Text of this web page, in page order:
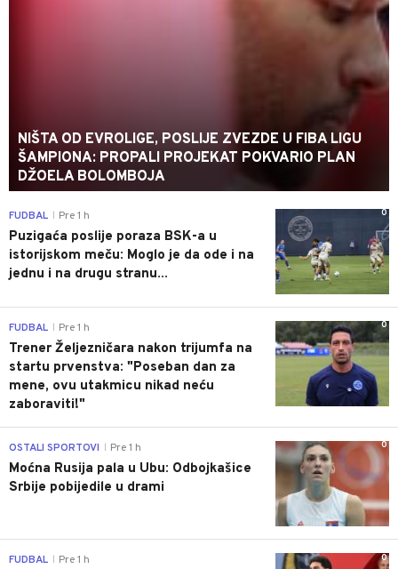
NIŠTA OD EVROLIGE, POSLIJE ZVEZDE U FIBA LIGU
ŠAMPIONA: PROPALI PROJEKAT POKVARIO PLAN
DŽOELA BOLOMBOJA
0
FUDBAL Pre 1 h
Puzigaća poslije poraza BSK-a u
istorijskom meču: Moglo je da ode i na
jednu i na drugu stranu...
0
FUDBAL Pre 1 h
Trener Željezničara nakon trijumfa na
startu prvenstva: "Poseban dan za
mene, ovu utakmicu nikad neću
zaboraviti!"
0
OSTALI SPORTOVI Pre 1 h
Moćna Rusija pala u Ubu: Odbojkašice
Srbije pobijedile u drami
0
FUDBAL Pre 1 h